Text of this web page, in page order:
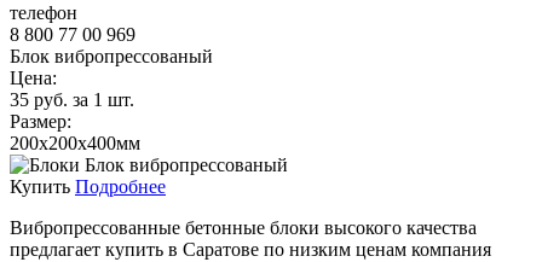
телефон
8 800 77 00 969
Блок вибропрессованый
Цена:
35 руб. за 1 шт.
Размер:
200x200x400мм
Купить Подробнее
Вибропрессованные бетонные блоки высокого качества
предлагает купить в Саратове по низким ценам компания